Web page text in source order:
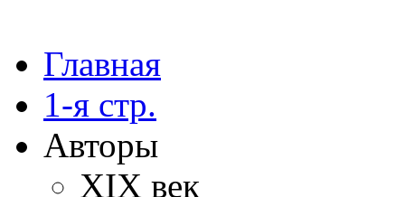
Главная
1-я стр.
Авторы
XIX век